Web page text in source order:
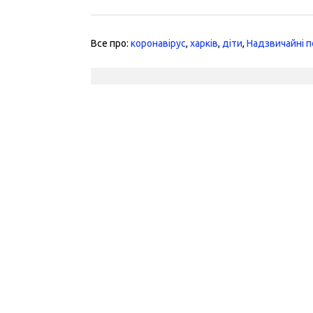
Все про:коронавірус,харків, діти,Надзвичайні